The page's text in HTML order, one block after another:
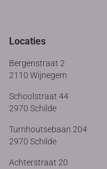
Locaties
Bergenstraat 2
2110 Wijnegem
Schoolstraat 44
2970 Schilde
Turnhoutsebaan 204
2970 Schilde
Achterstraat 20